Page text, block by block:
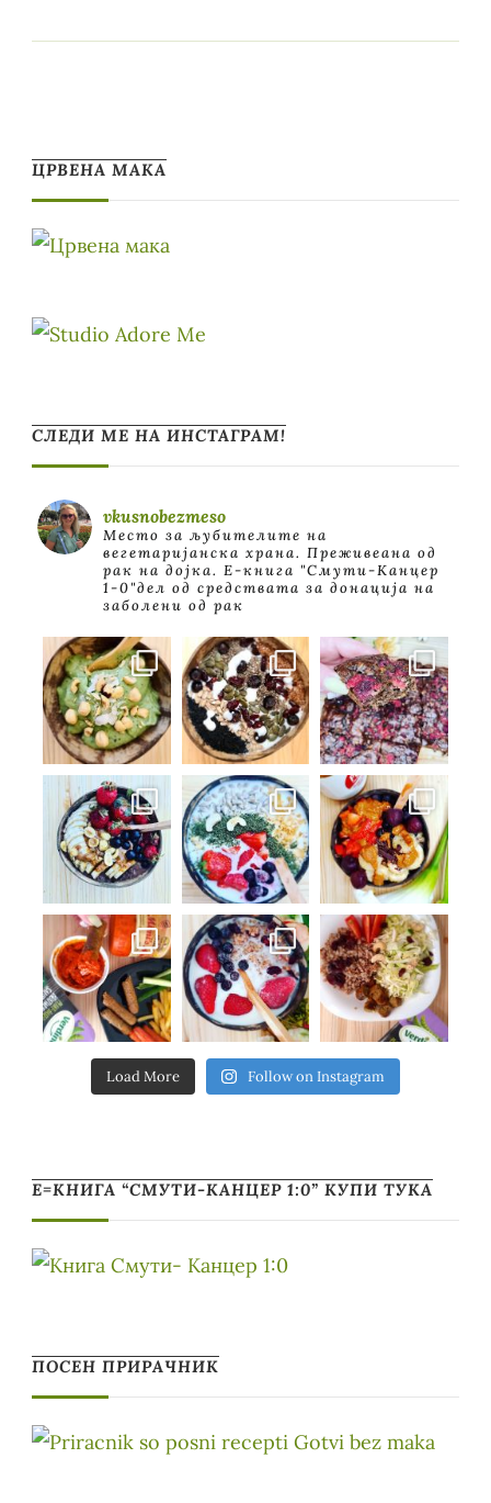
ЦРВЕНА МАКА
СЛЕДИ МЕ НА ИНСТАГРАМ!
vkusnobezmeso
Место за љубителите на
вегетаријанска храна. Преживеана од
рак на дојка. E-книга "Смути-Канцер
1-0"дел од средствата за донација на
заболени од рак
Load More Follow on Instagram
Е=КНИГА “СМУТИ-КАНЦЕР 1:0” КУПИ ТУКА
ПОСЕН ПРИРАЧНИК